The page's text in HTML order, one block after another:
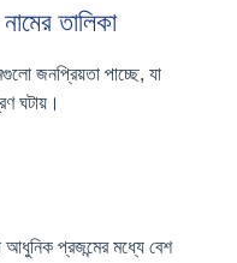
তালিকা
জনপ্রিয়তা পাচ্ছে, যা
ঘটায়।
আধুনিক প্রজন্মের মধ্যে বেশ